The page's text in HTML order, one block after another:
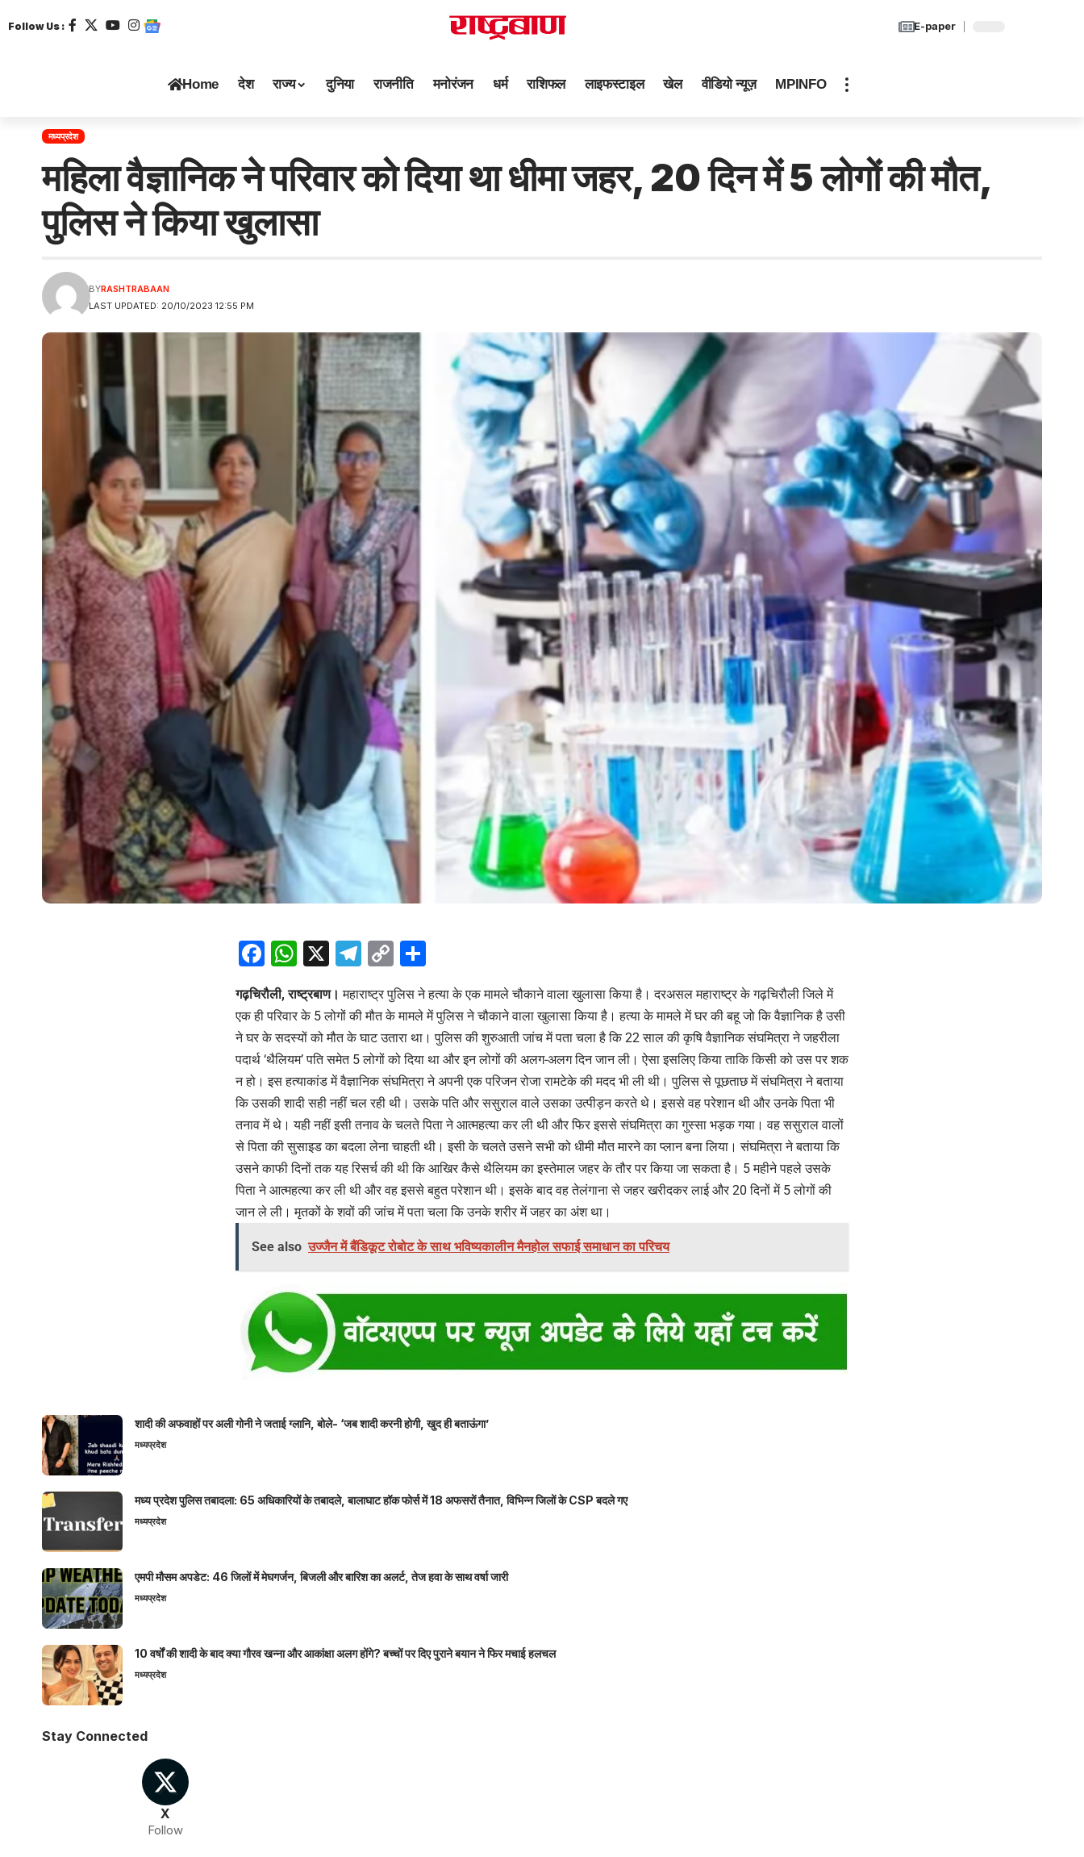
Follow Us : E-paper
Home देश राज्य दुनिया राजनीति मनोरंजन धर्म राशिफल लाइफस्टाइल खेल वीडियो न्यूज़ MPINFO
मध्यप्रदेश
महिला वैज्ञानिक ने परिवार को दिया था धीमा जहर, 20 दिन में 5 लोगों की मौत,
पुलिस ने किया खुलासा
LAST UPDATED: 20/10/2023 12:55 PM
BYRASHTRABAAN
Facebook
WhatsApp
X Telegram
Copy
Link
गढ़चिरौली, राष्ट्रबाण। महाराष्ट्र पुलिस ने हत्या के एक मामले चौकाने वाला खुलासा किया है। दरअसल महाराष्ट्र के गढ़चिरौली जिले में
एक ही परिवार के 5 लोगों की मौत के मामले में पुलिस ने चौकाने वाला खुलासा किया है। हत्या के मामले में घर की बहू जो कि वैज्ञानिक है उसी
ने घर के सदस्यों को मौत के घाट उतारा था। पुलिस की शुरुआती जांच में पता चला है कि 22 साल की कृषि वैज्ञानिक संघमित्रा ने जहरीला
पदार्थ ‘थैलियम’ पति समेत 5 लोगों को दिया था और इन लोगों की अलग-अलग दिन जान ली। ऐसा इसलिए किया ताकि किसी को उस पर शक
न हो। इस हत्याकांड में वैज्ञानिक संघमित्रा ने अपनी एक परिजन रोजा रामटेके की मदद भी ली थी। पुलिस से पूछताछ में संघमित्रा ने बताया
कि उसकी शादी सही नहीं चल रही थी। उसके पति और ससुराल वाले उसका उत्पीड़न करते थे। इससे वह परेशान थी और उनके पिता भी
तनाव में थे। यही नहीं इसी तनाव के चलते पिता ने आत्महत्या कर ली थी और फिर इससे संघमित्रा का गुस्सा भड़क गया। वह ससुराल वालों
से पिता की सुसाइड का बदला लेना चाहती थी। इसी के चलते उसने सभी को धीमी मौत मारने का प्लान बना लिया। संघमित्रा ने बताया कि
उसने काफी दिनों तक यह रिसर्च की थी कि आखिर कैसे थैलियम का इस्तेमाल जहर के तौर पर किया जा सकता है। 5 महीने पहले उसके
पिता ने आत्महत्या कर ली थी और वह इससे बहुत परेशान थी। इसके बाद वह तेलंगाना से जहर खरीदकर लाई और 20 दिनों में 5 लोगों की
जान ले ली। मृतकों के शवों की जांच में पता चला कि उनके शरीर में जहर का अंश था।
See also उज्जैन में बैंडिकूट रोबोट के साथ भविष्यकालीन मैनहोल सफाई समाधान का परिचय
शादी की अफवाहों पर अली गोनी ने जताई ग्लानि, बोले- ‘जब शादी करनी होगी, खुद ही बताऊंगा’
मध्यप्रदेश
मध्य प्रदेश पुलिस तबादला: 65 अधिकारियों के तबादले, बालाघाट हॉक फोर्स में 18 अफसरों तैनात, विभिन्न जिलों के CSP बदले गए
मध्यप्रदेश
एमपी मौसम अपडेट: 46 जिलों में मेघगर्जन, बिजली और बारिश का अलर्ट, तेज हवा के साथ वर्षा जारी
मध्यप्रदेश
10 वर्षों की शादी के बाद क्या गौरव खन्ना और आकांक्षा अलग होंगे? बच्चों पर दिए पुराने बयान ने फिर मचाई हलचल
मध्यप्रदेश
Stay Connected
X
Follow